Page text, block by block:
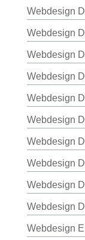
Webdesign
Webdesign
Webdesign
Webdesign
Webdesign
Webdesign
Webdesign
Webdesign
Webdesign
Webdesign
Webdesign